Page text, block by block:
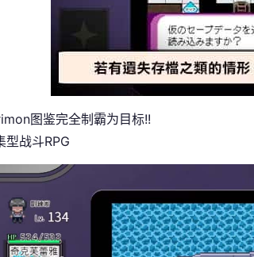
图鉴完全制霸为目标!!
型战斗RPG